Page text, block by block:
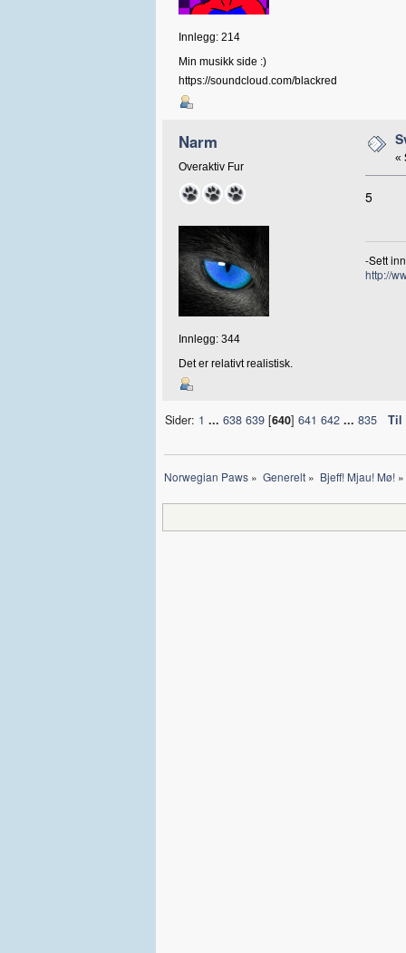
Innlegg: 214
Min musikk side :)
https://soundcloud.com/blackred
Narm
Overaktiv Fur
Innlegg: 344
Det er relativt realistisk.
«
5
-Sett
http://
Sider: 1 ... 638 639[640] 641 642 ... 835 Til
Norwegian Paws » Generelt» Bjeff! Mjau! Mø!»